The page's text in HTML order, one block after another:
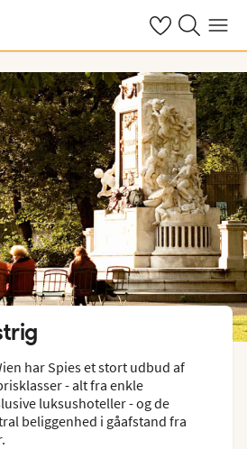
Se dine gemte
Søg påMenu
har Spies et stort udbud af
- alt fra enkle
luksushoteller - og de
beliggenhed i gåafstand fra